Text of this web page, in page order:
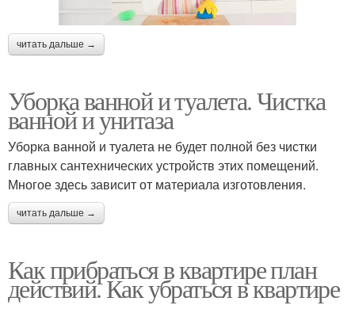
читать дальше →
Уборка ванной и туалета. Чистка
ванной и унитаза
Уборка ванной и туалета не будет полной без чистки
главных сантехнических устройств этих помещений.
Многое здесь зависит от материала изготовления.
читать дальше →
Как прибраться в квартире план
действий. Как убраться в квартире